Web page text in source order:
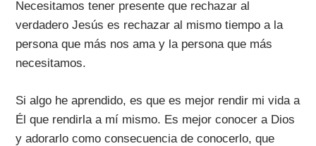
Necesitamos tener presente que rechazar al
verdadero Jesús es rechazar al mismo tiempo a la
persona que más nos ama y la persona que más
necesitamos.
Si algo he aprendido, es que es mejor rendir mi vida a
Él que rendirla a mí mismo. Es mejor conocer a Dios
y adorarlo como consecuencia de conocerlo, que